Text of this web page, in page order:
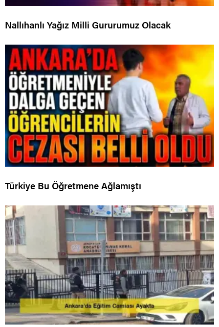
Nallıhanlı Yağız Milli Gururumuz Olacak
Türkiye Bu Öğretmene Ağlamıştı